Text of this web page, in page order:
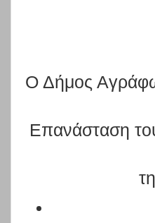
Ο Δήμος
Επανάσταση